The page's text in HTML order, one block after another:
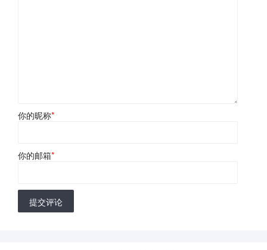
你的昵称*
你的邮箱*
提交评论